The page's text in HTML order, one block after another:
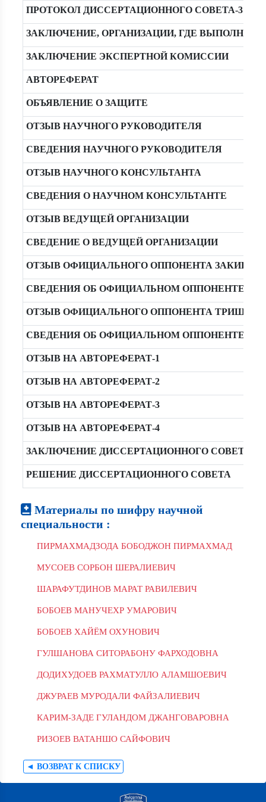
ПРОТОКОЛ ДИССЕРТАЦИОННОГО СОВЕТА-3
ЗАКЛЮЧЕНИЕ, ОРГАНИЗАЦИИ, ГДЕ
ЗАКЛЮЧЕНИЕ ЭКСПЕРТНОЙ КОМИССИИ
АВТОРЕФЕРАТ
ОБЪЯВЛЕНИЕ О ЗАЩИТЕ
ОТЗЫВ НАУЧНОГО РУКОВОДИТЕЛЯ
СВЕДЕНИЯ НАУЧНОГО РУКОВОДИТЕЛЯ
ОТЗЫВ НАУЧНОГО КОНСУЛЬТАНТА
СВЕДЕНИЯ О НАУЧНОМ КОНСУЛЬТАНТЕ
ОТЗЫВ ВЕДУЩЕЙ ОРГАНИЗАЦИИ
СВЕДЕНИЕ О ВЕДУЩЕЙ ОРГАНИЗАЦИИ
ОТЗЫВ ОФИЦИАЛЬНОГО ОППОНЕНТА
СВЕДЕНИЯ ОБ ОФИЦИАЛЬНОМ ОППОНЕНТЕ
ОТЗЫВ ОФИЦИАЛЬНОГО ОППОНЕНТА ТРИШИН
СВЕДЕНИЯ ОБ ОФИЦИАЛЬНОМ ОППОНЕНТЕ
ОТЗЫВ НА АВТОРЕФЕРАТ-1
ОТЗЫВ НА АВТОРЕФЕРАТ-2
ОТЗЫВ НА АВТОРЕФЕРАТ-3
ОТЗЫВ НА АВТОРЕФЕРАТ-4
ЗАКЛЮЧЕНИЕ ДИССЕРТАЦИОННОГО СОВЕТА
РЕШЕНИЕ ДИССЕРТАЦИОННОГО СОВЕТА
Материалы по шифру научной
специальности :
ПИРМАХМАДЗОДА БОБОДЖОН ПИРМАХМАД
МУСОЕВ СОРБОН ШЕРАЛИЕВИЧ
ШАРАФУТДИНОВ МАРАТ РАВИЛЕВИЧ
БОБОЕВ МАНУЧЕХР УМАРОВИЧ
БОБОЕВ ХАЙЁМ ОХУНОВИЧ
ГУЛШАНОВА СИТОРАБОНУ ФАРХОДОВНА
ДОДИХУДОЕВ РАХМАТУЛЛО АЛАМШОЕВИЧ
ДЖУРАЕВ МУРОДАЛИ ФАЙЗАЛИЕВИЧ
КАРИМ-ЗАДЕ ГУЛАНДОМ ДЖАНГОВАРОВНА
РИЗОЕВ ВАТАНШО САЙФОВИЧ
◄ ВОЗВРАТ К СПИСКУ